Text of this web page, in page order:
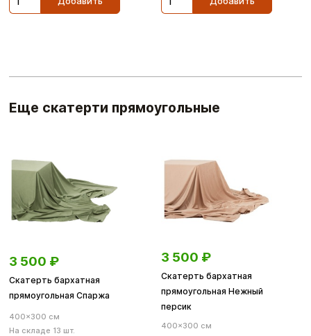
Еще скатерти прямоугольные
3 500 ₽
Скатерть бархатная
прямоугольная Спаржа
400×300 см
На складе 13 шт.
3 500 ₽
Скатерть бархатная
прямоугольная Нежный
персик
400×300 см